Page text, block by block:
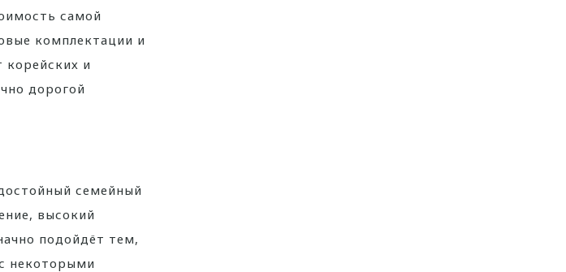
самой
комплектации и
и
дорогой
семейный
высокий
подойдёт тем,
некоторыми